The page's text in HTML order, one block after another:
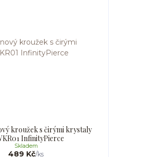
kroužek s čirými krystaly
InfinityPierce
489 Kč/ks
Skladem